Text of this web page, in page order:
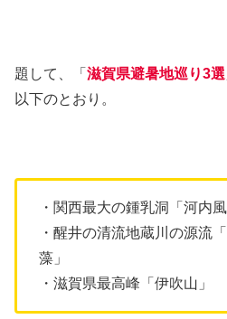
題して、「 滋賀県避暑地巡り3選
以下のとおり。
・関西最大の鍾乳洞「河内風
・醒井の清流地蔵川の源流
藻」
・滋賀県最高峰「伊吹山」